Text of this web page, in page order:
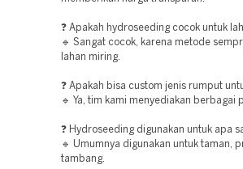
❓ Apakah hydroseeding cocok untuk
🔹 Sangat cocok, karena metode
lahan miring.
❓ Apakah bisa custom jenis rumput
🔹 Ya, tim kami menyediakan
❓ Hydroseeding digunakan untuk apa
🔹 Umumnya digunakan untuk taman,
tambang.